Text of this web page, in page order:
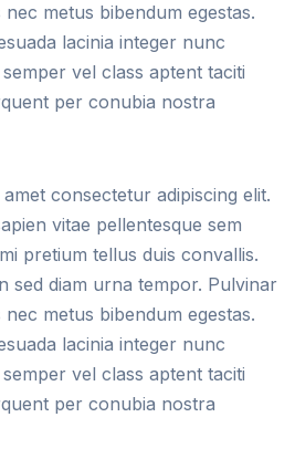
metus bibendum egestas.
lacinia integer nunc
vel class aptent taciti
per conubia nostra
consectetur adipiscing elit.
vitae pellentesque sem
pretium tellus duis convallis.
sed diam urna tempor. Pulvinar
metus bibendum egestas.
lacinia integer nunc
vel class aptent taciti
per conubia nostra